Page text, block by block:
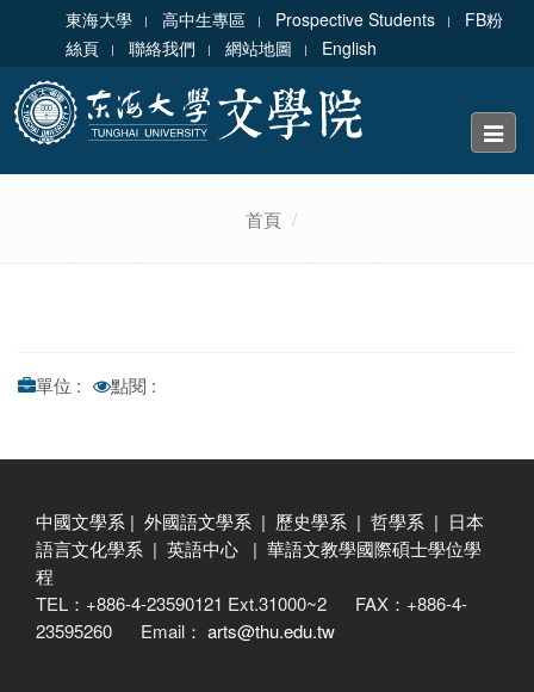
東海大學 高中生專區 Prospective Students
FB粉
絲頁
聯絡我們 網站地圖 English
Toggle
首頁
單位 : 點閱 :
中國文學系 | 外國語文學系 | 歷史學系 | 哲學系 | 日本
語言文化學系 | 英語中心 | 華語文教學國際碩士學位學
程
TEL：+886-4-23590121 Ext.31000~2 FAX：+886-4-
23595260 Email： arts@thu.edu.tw